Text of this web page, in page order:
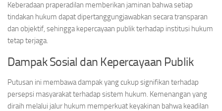
Keberadaan praperadilan memberikan jaminan bahwa setiap
tindakan hukum dapat dipertanggungjawabkan secara transparan
dan objektif, sehingga kepercayaan publik terhadap institusi hukum
tetap terjaga.
Dampak Sosial dan Kepercayaan Publik
Putusan ini membawa dampak yang cukup signifikan terhadap
persepsi masyarakat terhadap sistem hukum. Kemenangan yang
diraih melalui jalur hukum memperkuat keyakinan bahwa keadilan